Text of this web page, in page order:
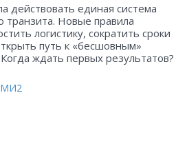
действовать единая система
транзита. Новые правила
логистику, сократить сроки
путь к «бесшовным»
ждать первых результатов?